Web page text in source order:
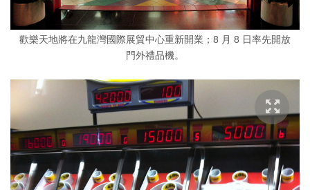
歡樂天地將在九龍灣國際展貿中心重新開業；8 月 8 日率先開放
門外禮品機。